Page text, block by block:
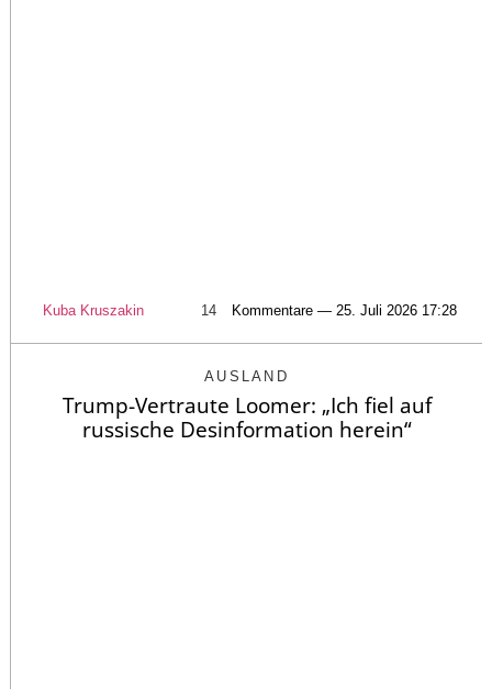
Kuba Kruszakin 14 Kommentare — 25. Juli 2026 17:28
AUSLAND
Trump-Vertraute Loomer: „Ich fiel auf
russische Desinformation herein“